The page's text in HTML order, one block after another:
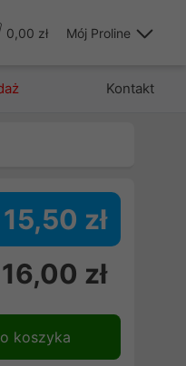
0,00 zł Mój Proline
Kontakt
15,50 zł
16,00 zł
koszyka